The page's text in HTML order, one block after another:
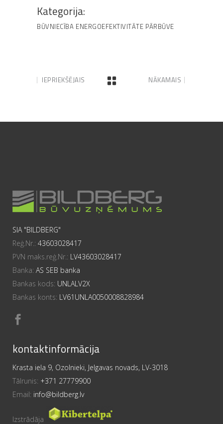
Kategorija:
BŪVNIECĪBA ENERGOEFEKTIVITĀTE PĀRBŪVE
IEPRIEKŠĒJAIS NĀKAMAIS
SIA "BILDBERG"
Reģ.Nr.: 43603028417
PVN maks.reģ.Nr.: LV43603028417
Banka: AS SEB banka
Bankas kods: UNLALV2X
Bankas konts: LV61UNLA0050008828984
kontaktinformācija
Krasta iela 9, Ozolnieki, Jelgavas novads, LV-3018
Tālrunis: +371 27779900
Email: info@bildberg.lv
Izstrādāja